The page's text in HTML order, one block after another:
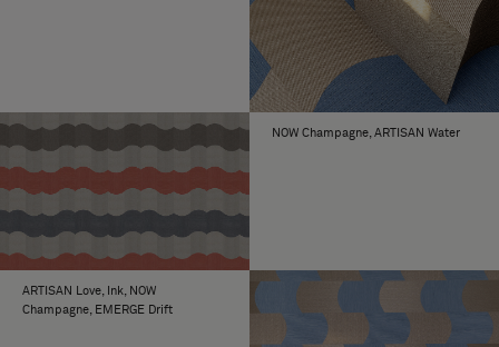
NOW Champagne, ARTISAN Water
ARTISAN Love, Ink, NOW
Champagne, EMERGE Drift